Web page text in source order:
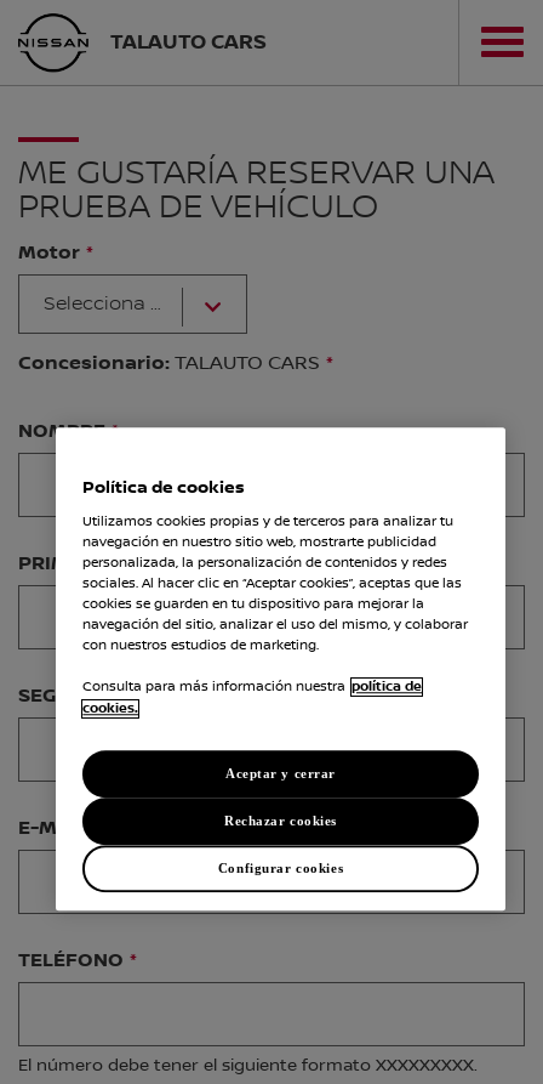
TALAUTO CARS
ME GUSTARÍA RESERVAR UNA
PRUEBA DE VEHÍCULO
Motor
Selecciona tu motor
Concesionario: TALAUTO CARS
NOMBRE
PRIMER APELLIDO
SEGUNDO APELLIDO
E-MAIL
TELÉFONO
El número debe tener el siguiente formato XXXXXXXXX.
Política de cookies
Utilizamos cookies propias y de terceros para analizar tu
navegación en nuestro sitio web, mostrarte publicidad
personalizada, la personalización de contenidos y redes
sociales. Al hacer clic en “Aceptar cookies”, aceptas que las
cookies se guarden en tu dispositivo para mejorar la
navegación del sitio, analizar el uso del mismo, y colaborar
con nuestros estudios de marketing.
Consulta para más información nuestra política de
cookies.
Rechazar cookies
Aceptar y cerrar
Configurar cookies